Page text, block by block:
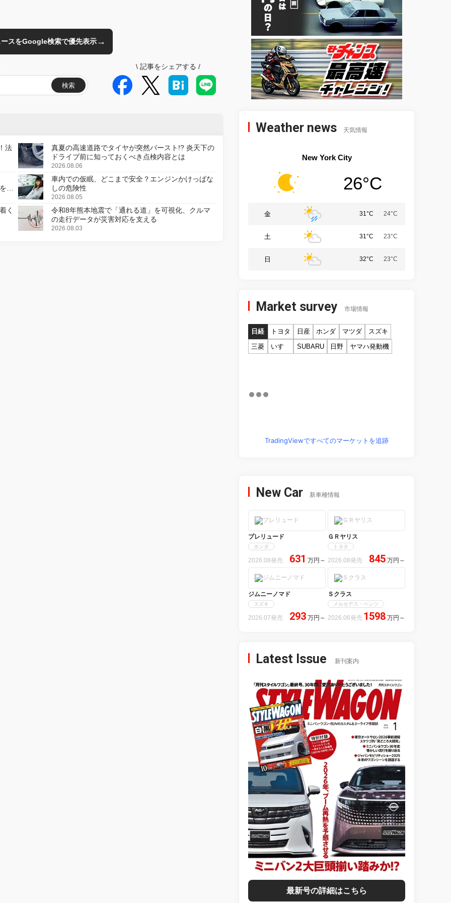
スをGoogle検索で優先表示→
検索
\ 記事をシェアする /
法
真夏の高速道路でタイヤが突然バースト!? 炎天下の
ドライブ前に知っておくべき点検内容とは
2026.08.06
変
車内での仮眠、どこまで安全？エンジンかけっぱな
しの危険性
2026.08.05
く
令和8年熊本地震で「通れる道」を可視化、クルマ
の走行データが災害対応を支える
2026.08.03
Weather news 天気情報
New York City
26°C
金 31°C 24°C
土 31°C 23°C
日 32°C 23°C
Market survey 市場情報
日経 トヨタ 日産 ホンダ マツダ
スズキ
三菱
いすゞ SUBARU 日野 ヤマハ発動機
TradingViewですべてのマーケットを追跡
New Car 新車種情報
プレリュード
ホンダ
2026.08発売 631 万円 ～
ＧＲヤリス
トヨタ
2026.08発売 845 万円 ～
ジムニーノマド
スズキ
2026.07発売 293 万円 ～
Ｓクラス
メルセデス・ベンツ
2026.06発売 1598 万円 ～
Latest Issue 新刊案内
最新号の詳細はこちら